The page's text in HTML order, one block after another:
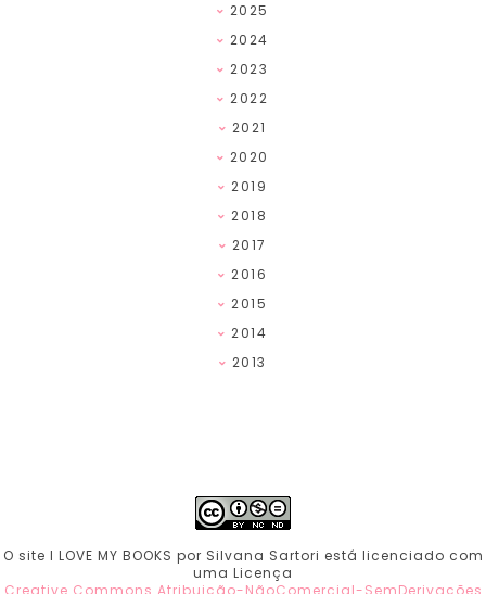
2025
2024
2023
2022
2021
2020
2019
2018
2017
2016
2015
2014
2013
O site I LOVE MY BOOKS por Silvana Sartori está licenciado com
uma Licença